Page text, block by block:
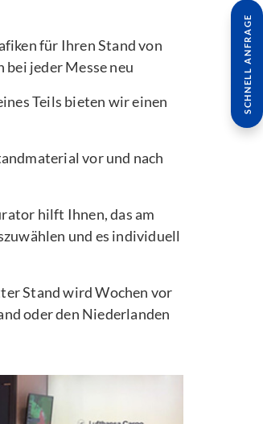
für Ihren Stand von
bei jeder Messe neu
Teils bieten wir einen
vor und nach
hilft Ihnen, das am
und es individuell
Stand wird Wochen vor
oder den Niederlanden
SCHNELL ANFRAGE